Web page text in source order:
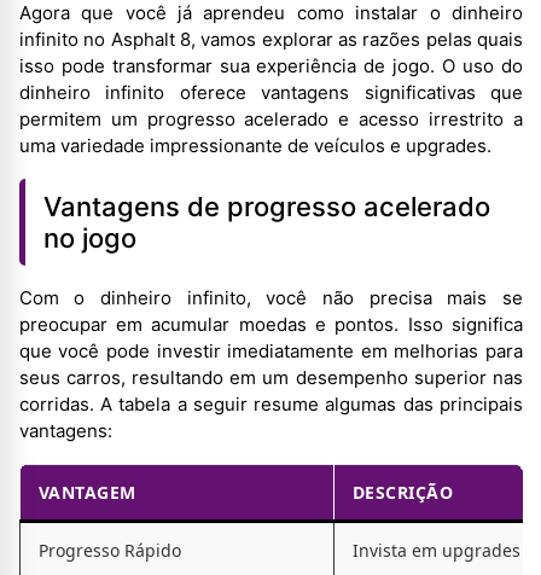
Agora que você já aprendeu como instalar o dinheiro
infinito no Asphalt 8, vamos explorar as razões pelas quais
isso pode transformar sua experiência de jogo. O uso do
dinheiro infinito oferece vantagens significativas que
permitem um progresso acelerado e acesso irrestrito a
uma variedade impressionante de veículos e upgrades.
Vantagens de progresso acelerado
no jogo
Com o dinheiro infinito, você não precisa mais se
preocupar em acumular moedas e pontos. Isso significa
que você pode investir imediatamente em melhorias para
seus carros, resultando em um desempenho superior nas
corridas. A tabela a seguir resume algumas das principais
vantagens:
VANTAGEM DESCRIÇÃO
Progresso Rápido Invista em upgrades